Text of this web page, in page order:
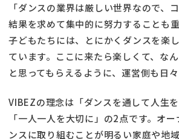
「ダンスの業界は厳しい世界なので、
結果を求めて集中的に努力することも重
子どもたちには、とにかくダンスを楽
ています。ここに来たら楽しくて、な
と思ってもらえるように、運営側も日
VIBEZの理念は「ダンスを通して人生を
「一人一人を大切に」の2点です。オ
ンスに取り組むことが明るい家庭や地